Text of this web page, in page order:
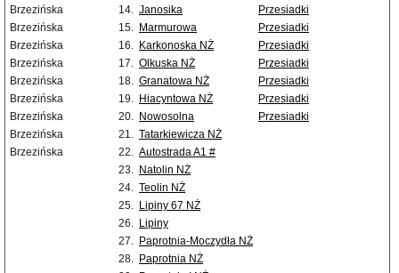
Brzezińska
14. Janosika
Przesiadki
Brzezińska
15. Marmurowa
Przesiadki
Brzezińska
16. Karkonoska NŻ
Przesiadki
Brzezińska
17. Olkuska NŻ
Przesiadki
Brzezińska
18. Granatowa NŻ
Przesiadki
Brzezińska
19. Hiacyntowa NŻ
Przesiadki
Brzezińska
20. Nowosolna
Przesiadki
Brzezińska
21. Tatarkiewicza NŻ
Brzezińska
22. Autostrada A1 #
23. Natolin NŻ
24. Teolin NŻ
25. Lipiny 67 NŻ
26. Lipiny
27. Paprotnia-Moczydła NŻ
28. Paprotnia NŻ